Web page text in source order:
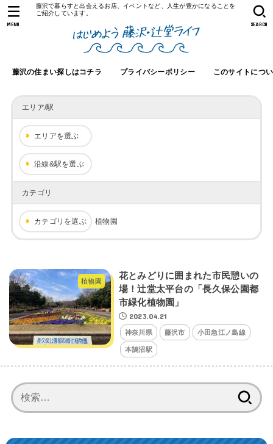
藤沢で暮らすと出会えるお店、イベントなど、人生が豊かになることを
ご紹介しています。
藤沢の住まい探しはコチラ プライバシーポリシー このサイトにつ
SEARCH
MENU
エリア/駅
エリアを選ぶ
沿線&駅を選ぶ
カテゴリ
カテゴリを選ぶ 植物園
植物園
花とみどりに囲まれた市民憩いの
場！辻堂太平台の「長久保公園都
市緑化植物園」
2023.04.21
神奈川県 藤沢市 小田急江ノ島線
本鵠沼駅
索: